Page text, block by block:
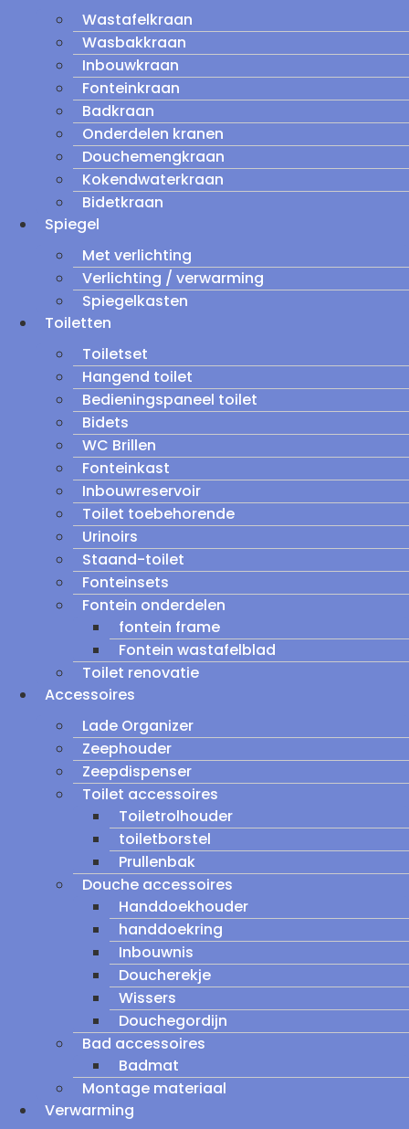
Wastafelkraan
Wasbakkraan
Inbouwkraan
Fonteinkraan
Badkraan
Onderdelen kranen
Douchemengkraan
Kokendwaterkraan
Bidetkraan
Spiegel
Met verlichting
Verlichting / verwarming
Spiegelkasten
Toiletten
Toiletset
Hangend toilet
Bedieningspaneel toilet
Bidets
WC Brillen
Fonteinkast
Inbouwreservoir
Toilet toebehorende
Urinoirs
Staand-toilet
Fonteinsets
Fontein onderdelen
fontein frame
Fontein wastafelblad
Toilet renovatie
Accessoires
Lade Organizer
Zeephouder
Zeepdispenser
Toilet accessoires
Toiletrolhouder
toiletborstel
Prullenbak
Douche accessoires
Handdoekhouder
handdoekring
Inbouwnis
Doucherekje
Wissers
Douchegordijn
Bad accessoires
Badmat
Montage materiaal
Verwarming